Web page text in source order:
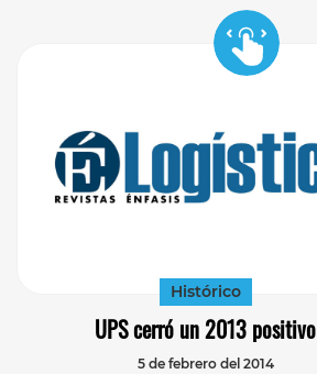
Histórico
UPS cerró un 2013 positivo
5 de febrero del 2014